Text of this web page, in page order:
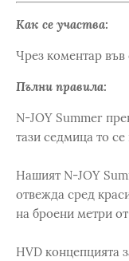
Как се участва:
Чрез коментар във
Пълни правила:
N-JOY Summer
тази седмица то
Нашият N-JOY
отвежда сред
на броени метри
HVD концепцията